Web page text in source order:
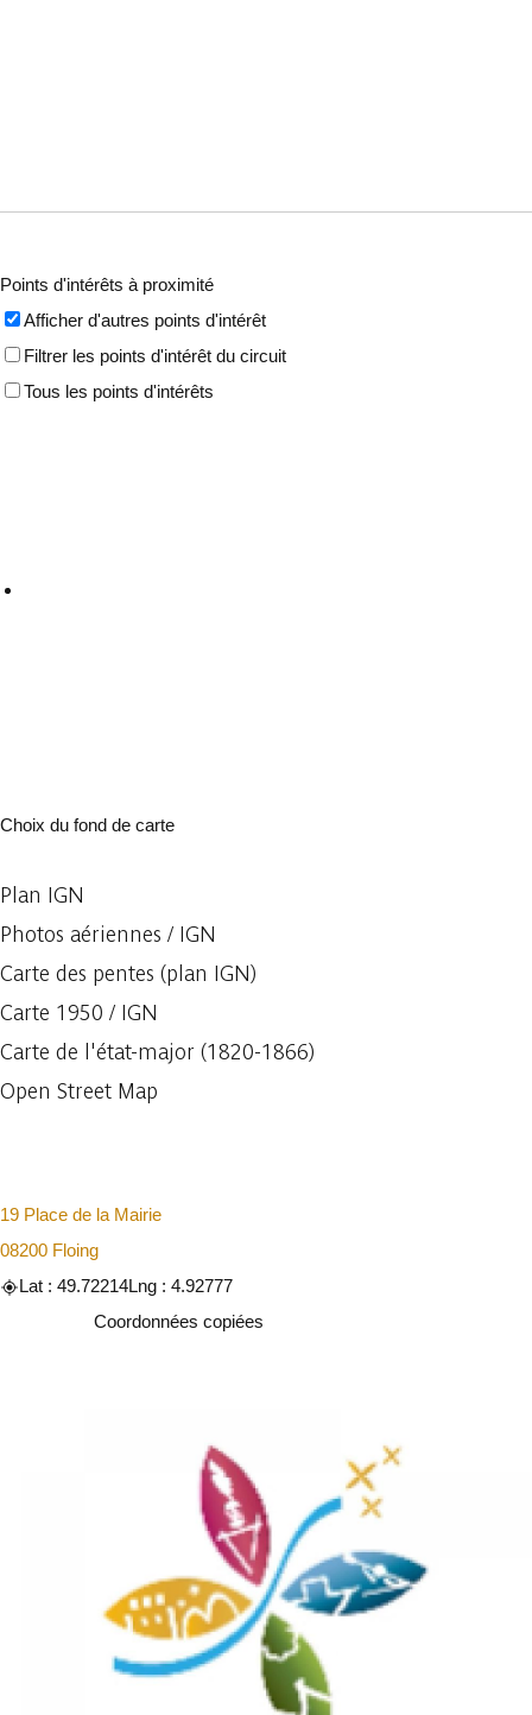
Points d'intérêts à proximité
Afficher d'autres points d'intérêt
Filtrer les points d'intérêt du circuit
Tous les points d'intérêts
Choix du fond de carte
Plan IGN
Photos aériennes / IGN
Carte des pentes (plan IGN)
Carte 1950 / IGN
Carte de l'état-major (1820-1866)
Open Street Map
19 Place de la Mairie
08200 Floing
Lat : 49.72214Lng : 4.92777
Coordonnées copiées